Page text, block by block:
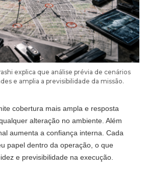
explica que análise prévia de cenários
e amplia a previsibilidade da missão.
cobertura mais ampla e resposta
alteração no ambiente. Além
aumenta a confiança interna. Cada
papel dentro da operação, o que
e previsibilidade na execução.